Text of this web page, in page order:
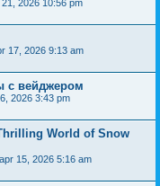
2026 10:56 pm
17, 2026 9:13 am
с вейджером
2026 3:43 pm
World of Snow
15, 2026 5:16 am